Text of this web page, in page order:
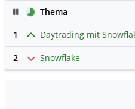
PauseThema
1
Daytrading mit
2 Snowflake